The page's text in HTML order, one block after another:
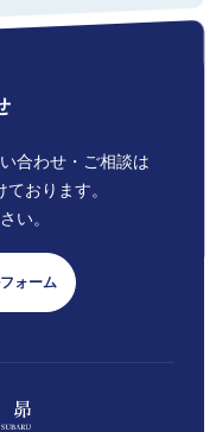
合わせ・ご相談は
ております。
い。
ォーム